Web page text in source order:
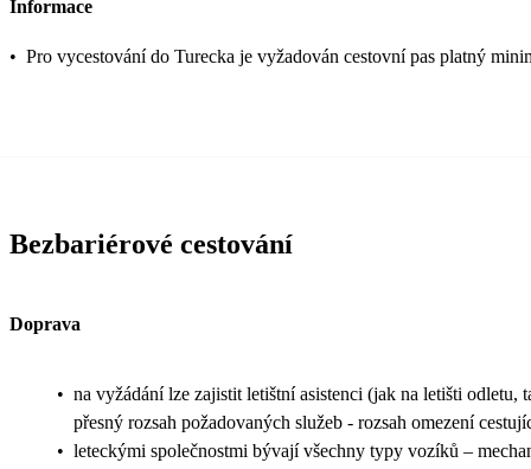
Informace
• Pro vycestování do Turecka je vyžadován cestovní pas platný
Bezbariérové cestování
Doprava
• na vyžádání lze zajistit letištní asistenci (jak na letišti odletu,
přesný rozsah požadovaných služeb - rozsah omezení
• leteckými společnostmi bývají všechny typy vozíků –